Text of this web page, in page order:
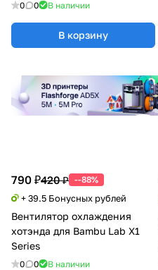
0 0 В наличии
В корзину
790 ₽420 ₽ --88%
+ 39.5 Бонусных рублей
Вентилятор охлаждения
хотэнда для Bambu Lab X1
Series
0 0 В наличии